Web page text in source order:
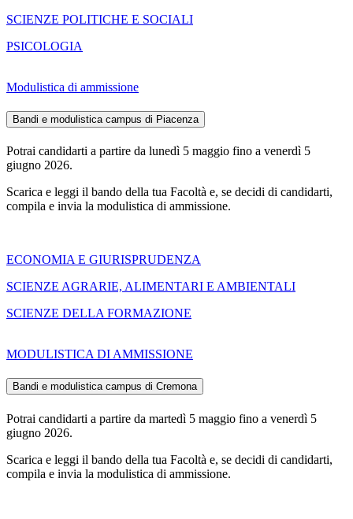
SCIENZE POLITICHE E SOCIALI
PSICOLOGIA
Modulistica di ammissione
Bandi e modulistica campus di Piacenza
Potrai candidarti a partire da lunedì 5 maggio fino a venerdì 5
giugno 2026.
Scarica e leggi il bando della tua Facoltà e, se decidi di candidarti,
compila e invia la modulistica di ammissione.
ECONOMIA E GIURISPRUDENZA
SCIENZE AGRARIE, ALIMENTARI E AMBIENTALI
SCIENZE DELLA FORMAZIONE
MODULISTICA DI AMMISSIONE
Bandi e modulistica campus di Cremona
Potrai candidarti a partire da martedì 5 maggio fino a venerdì 5
giugno 2026.
Scarica e leggi il bando della tua Facoltà e, se decidi di candidarti,
compila e invia la modulistica di ammissione.